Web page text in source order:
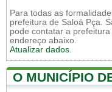
Para todas as
prefeitura de Saloá Pça.
pode contatar a
endereço abaixo.
Atualizar dados.
O MUNICÍPIO